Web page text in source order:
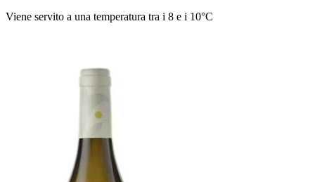
Viene servito a una temperatura tra i 8 e i 10°C